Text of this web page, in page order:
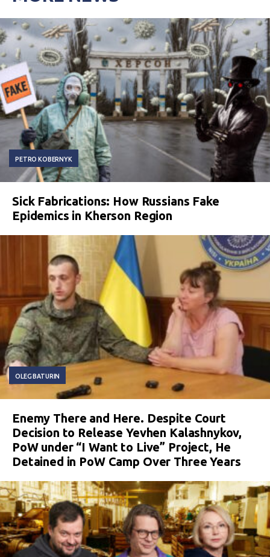
PETRO KOBERNYK
Sick Fabrications: How Russians Fake
Epidemics in Kherson Region
OLEG BATURIN
Enemy There and Here. Despite Court
Decision to Release Yevhen Kalashnykov,
PoW under “I Want to Live” Project, He
Detained in PoW Camp Over Three Years